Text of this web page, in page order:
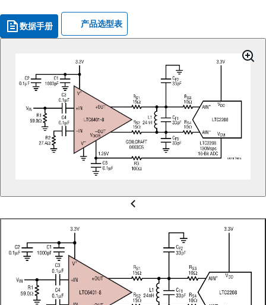
数据手册 产品选型表